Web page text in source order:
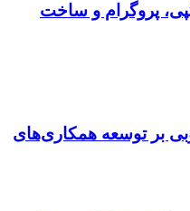
سوئیچ پژو ۲۰۷؛ کپی، پروگرام و ساخت
بر توسعه همکاری‌های